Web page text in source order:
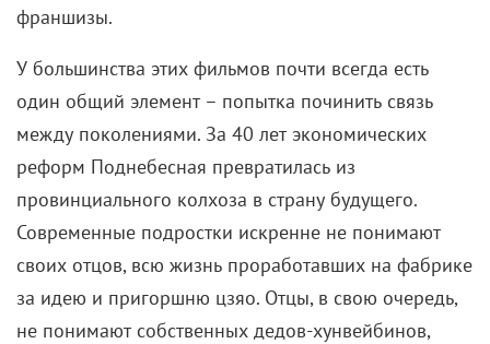
франшизы.
У большинства этих фильмов почти всегда есть
один общий элемент – попытка починить связь
между поколениями. За 40 лет экономических
реформ Поднебесная превратилась из
провинциального колхоза в страну будущего.
Современные подростки искренне не понимают
своих отцов, всю жизнь проработавших на фабрике
за идею и пригоршню цзяо. Отцы, в свою очередь,
не понимают собственных дедов-хунвейбинов,